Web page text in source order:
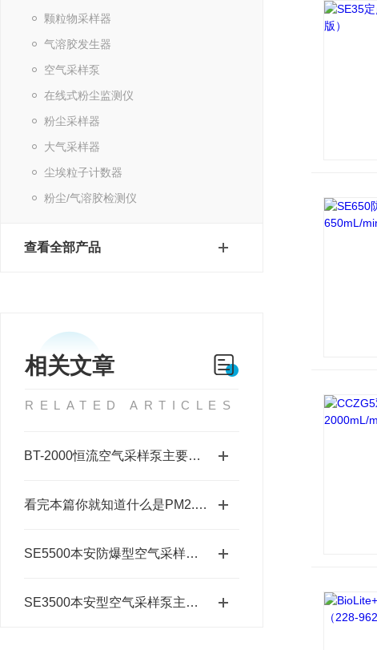
颗粒物采样器
气溶胶发生器
空气采样泵
在线式粉尘监测仪
粉尘采样器
大气采样器
尘埃粒子计数器
粉尘/气溶胶检测仪
查看全部产品
相关文章
RELATED ARTICLES
BT-2000恒流空气采样泵主要功能特点
看完本篇你就知道什么是PM2.5颗粒物采样器了
SE5500本安防爆型空气采样泵主要特点
SE3500本安型空气采样泵主要有哪些功能